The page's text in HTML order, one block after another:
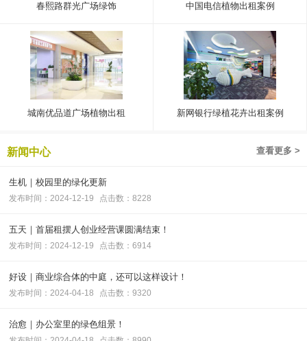
春熙路群光广场绿饰 中国电信植物出租案例
城南优品道广场植物出租 新网银行绿植花卉出租案例
查看更多 >
新闻中心
生机｜校园里的绿化更新
发布时间：2024-12-19 点击数：8228
五天｜首届租摆人创业经营课圆满结束！
发布时间：2024-12-19 点击数：6914
好设｜商业综合体的中庭，还可以这样设计！
发布时间：2024-04-18 点击数：9320
治愈｜办公室里的绿色组景！